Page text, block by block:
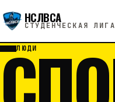
НСЛВСА
СТУДЕНЧЕСКАЯ
ЛЮДИ